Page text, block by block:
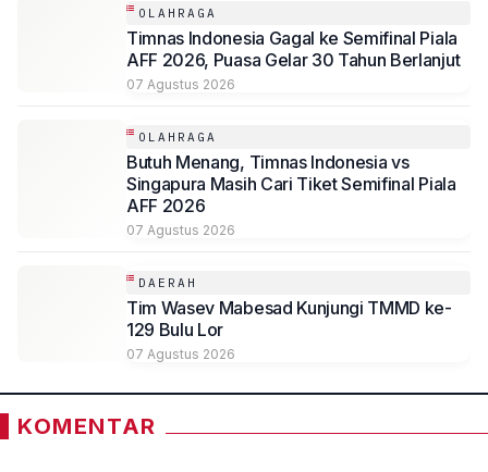
OLAHRAGA
Timnas Indonesia Gagal ke Semifinal Piala
AFF 2026, Puasa Gelar 30 Tahun Berlanjut
07 Agustus 2026
OLAHRAGA
Butuh Menang, Timnas Indonesia vs
Singapura Masih Cari Tiket Semifinal Piala
AFF 2026
07 Agustus 2026
DAERAH
Tim Wasev Mabesad Kunjungi TMMD ke-
129 Bulu Lor
07 Agustus 2026
KOMENTAR